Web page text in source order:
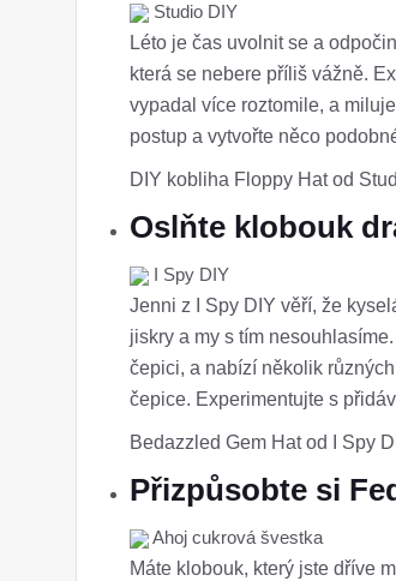
Studio DIY
Léto je čas uvolnit se a
která se nebere příliš vážně.
vypadal více roztomile, a
postup a vytvořte něco
DIY kobliha Floppy Hat od
Oslňte klobouk
I Spy DIY
Jenni z I Spy DIY věří, že
jiskry a my s tím
čepici, a nabízí několik
čepice. Experimentujte s
Bedazzled Gem Hat od I Spy
Přizpůsobte si
Ahoj cukrová švestka
Máte klobouk, který jste dříve